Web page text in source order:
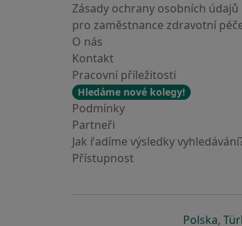
Zásady ochrany osobních údajů
pro zaměstnance zdravotní
O nás
Kontakt
Pracovní příležitosti
Hledáme nové kolegy!
Podmínky
Partneři
Jak řadíme výsledky
Přístupnost
Polskase
,